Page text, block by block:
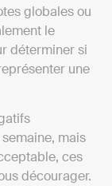
globales ou
le
déterminer si
une
mais
ces
décourager.